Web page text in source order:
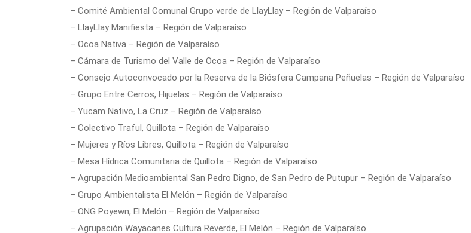
– Comité Ambiental Comunal Grupo verde de LlayLlay – Región de Valparaíso
– LlayLlay Manifiesta – Región de Valparaíso
– Ocoa Nativa – Región de Valparaíso
– Cámara de Turismo del Valle de Ocoa – Región de Valparaíso
– Consejo Autoconvocado por la Reserva de la Biósfera Campana Peñuelas – Región de Valparaíso
– Grupo Entre Cerros, Hijuelas – Región de Valparaíso
– Yucam Nativo, La Cruz – Región de Valparaíso
– Colectivo Traful, Quillota – Región de Valparaíso
– Mujeres y Ríos Libres, Quillota – Región de Valparaíso
– Mesa Hídrica Comunitaria de Quillota – Región de Valparaíso
– Agrupación Medioambiental San Pedro Digno, de San Pedro de Putupur – Región de Valparaíso
– Grupo Ambientalista El Melón – Región de Valparaíso
– ONG Poyewn, El Melón – Región de Valparaíso
– Agrupación Wayacanes Cultura Reverde, El Melón – Región de Valparaíso